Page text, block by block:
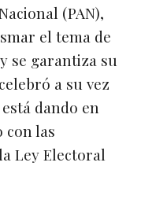
(PAN),
el tema de
se garantiza su
a su vez
dando en
con las
Ley Electoral